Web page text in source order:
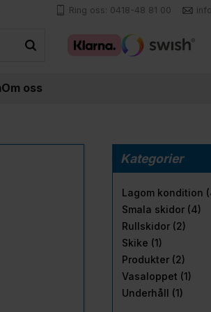
Ring oss: 0418-48 81 00
Om oss
Kategorier
Lagom kondition
Smala skidor (4)
Rullskidor (2)
Skike (1)
Produkter (2)
Vasaloppet (1)
Underhåll (1)